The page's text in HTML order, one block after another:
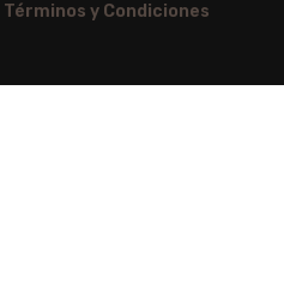
Términos y Condiciones